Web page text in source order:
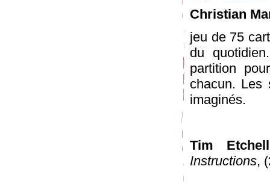
Christian
jeu de 75
du
partition
chacun. Les
imaginés.
Tim
Instructions,